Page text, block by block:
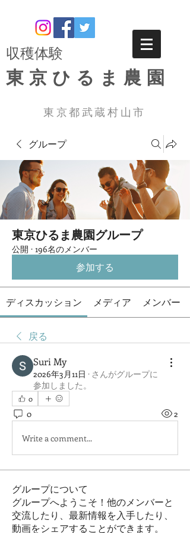
​収穫体験
東京ひるま農園
東京都武蔵村山市
グループ
東京ひるま農園グループ
公開 · 196名のメンバー
参加する
ディスカッション メディア メンバー
戻る
Suri My
2026年3月11日 · さんがグループに
参加しました。
0
0 2
Write a comment...
グループについて
グループへようこそ！他のメンバーと
交流したり、最新情報を入手したり、
動画をシェアすることができます。